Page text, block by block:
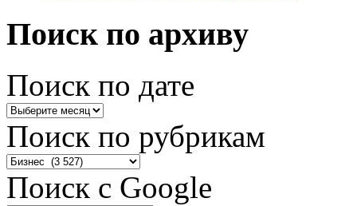
Поиск по архиву
Поиск по дате
Поиск по рубрикам
Поиск с Google